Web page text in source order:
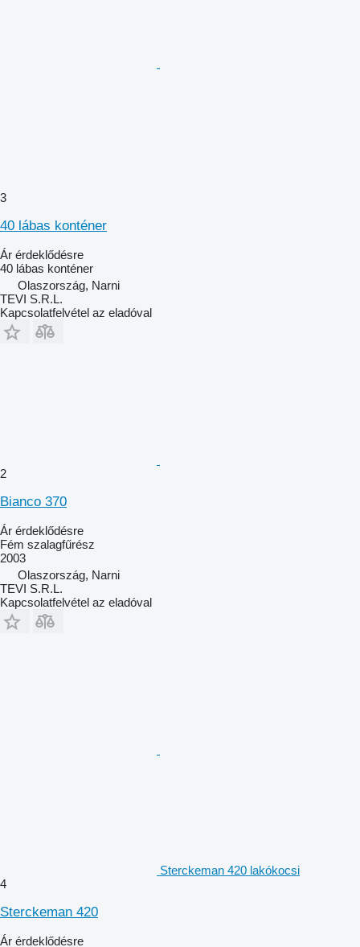
3
40 lábas konténer
Ár érdeklődésre
40 lábas konténer
Olaszország, Narni
TEVI S.R.L.
Kapcsolatfelvétel az eladóval
2
Bianco 370
Ár érdeklődésre
Fém szalagfűrész
2003
Olaszország, Narni
TEVI S.R.L.
Kapcsolatfelvétel az eladóval
Sterckeman 420 lakókocsi
4
Sterckeman 420
Ár érdeklődésre